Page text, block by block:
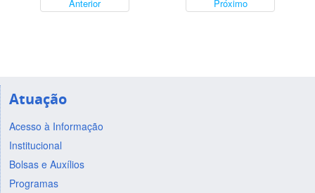
Anterior Próximo
Atuação
Acesso à Informação
Institucional
Bolsas e Auxílios
Programas